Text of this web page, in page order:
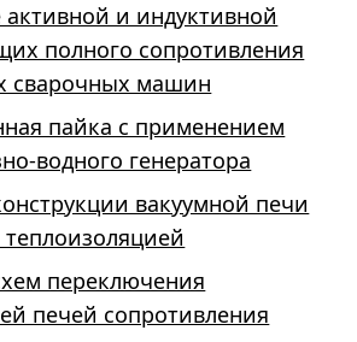
и индуктивной
полного сопротивления
сварочных машин
пайка с применением
водного генератора
вакуумной печи
переключения
печей сопротивления